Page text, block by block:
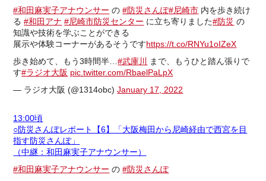
#和田麻実子アナウンサー の#防災さんぽ#尼崎市 内を歩き続け
る#和田アナ #尼崎市防災センター に立ち寄りました#防災 の
知識や技術を学ぶことができる
展示や体験コーナーがあるそうですhttps://t.co/RNYu1oIZeX
歩き始めて、もう3時間半…#武庫川
まで、もうひと踏ん張りで
す#ラジオ大阪 pic.twitter.com/RbaelPaLpX
— ラジオ大阪 (@1314obc)January 17, 2022
13:00頃
○防災さんぽレポート【6】「大阪梅田から尼崎経由で西宮を目
指す防災さんぽ」
（中継：和田麻実子アナウンサー）
#和田麻実子アナウンサー の#防災さんぽ